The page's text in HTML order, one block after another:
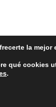
la mejor
qué cookies
.